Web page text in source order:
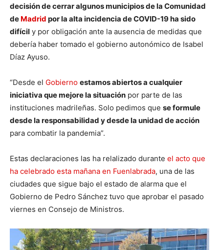
decisión de cerrar algunos municipios de la Comunidad
de Madrid por la alta incidencia de COVID-19 ha sido
difícil y por obligación ante la ausencia de medidas que
debería haber tomado el gobierno autonómico de Isabel
Díaz Ayuso.
“Desde el Gobierno estamos abiertos a cualquier
iniciativa que mejore la situación por parte de las
instituciones madrileñas. Solo pedimos que se formule
desde la responsabilidad y desde la unidad de acción
para combatir la pandemia”.
Estas declaraciones las ha relalizado durante el acto que
ha celebrado esta mañana en Fuenlabrada, una de las
ciudades que sigue bajo el estado de alarma que el
Gobierno de Pedro Sánchez tuvo que aprobar el pasado
viernes en Consejo de Ministros.